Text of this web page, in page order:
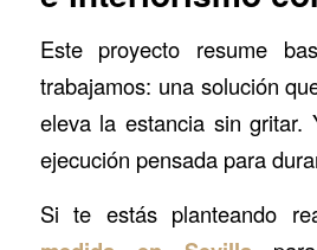
Este proyecto resume
trabajamos: una solución
eleva la estancia sin gritar.
ejecución pensada para
Si te estás planteando